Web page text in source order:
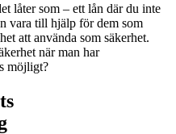
låter som – ett lån där du inte
vara till hjälp för dem som
att använda som säkerhet.
när man har
möjligt?